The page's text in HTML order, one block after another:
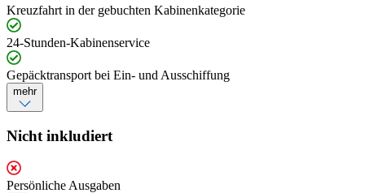
Kreuzfahrt in der gebuchten Kabinenkategorie
24-Stunden-Kabinenservice
Gepäcktransport bei Ein- und Ausschiffung
mehr
Nicht inkludiert
Persönliche Ausgaben